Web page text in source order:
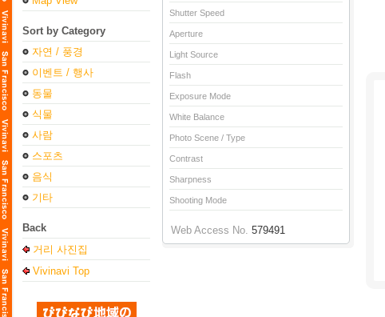
Sort by Category
자연 / 풍경
이벤트 / 행사
동물
식물
사람
스포츠
음식
기타
Back
거리 사진집
Vivinavi Top
Shutter Speed
Aperture
Light Source
Flash
Exposure Mode
White Balance
Photo Scene / Type
Contrast
Sharpness
Shooting Mode
Web Access No. 579491